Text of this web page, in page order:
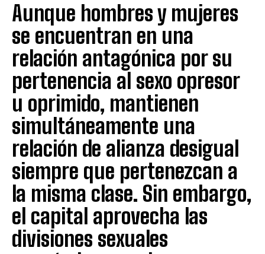
Aunque hombres y mujeres
se encuentran en una
relación antagónica por su
pertenencia al sexo opresor
u oprimido, mantienen
simultáneamente una
relación de alianza desigual
siempre que pertenezcan a
la misma clase. Sin embargo,
el capital aprovecha las
divisiones sexuales